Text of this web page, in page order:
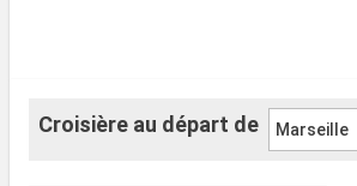
Croisière au départ de Marseille